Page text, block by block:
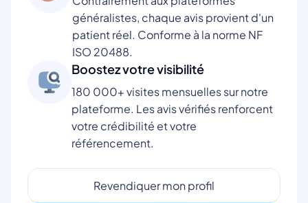
généralistes, chaque avis provient d'un
patient réel. Conforme à la norme NF
ISO 20488.
Boostez votre visibilité
180 000+ visites mensuelles sur notre
plateforme. Les avis vérifiés renforcent
votre crédibilité et votre
référencement.
Revendiquer mon profil